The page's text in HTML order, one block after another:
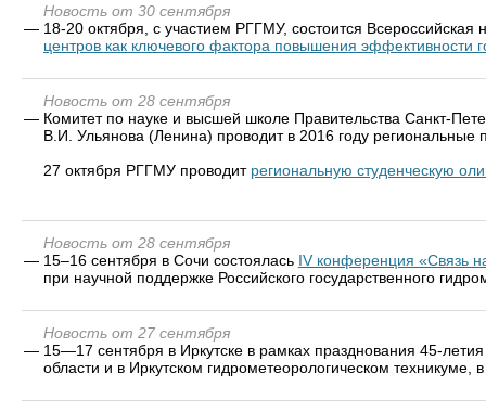
Новость от 30 сентября
— 18-20 октября, с участием РГГМУ, состоится
центров как ключевого фактора повышения эффективности
Новость от 28 сентября
— Комитет по науке и высшей школе Правительства Санкт-
В.И. Ульянова (Ленина) проводит в 2016 году
27 октября РГГМУ проводит региональную студенческую
Новость от 28 сентября
— 15–16 сентября в Сочи состоялась IV конференция «Связь
при научной поддержке Российского государственного
Новость от 27 сентября
— 15—17 сентября в Иркутске в рамках празднования 45-
области и в Иркутском гидрометеорологическом